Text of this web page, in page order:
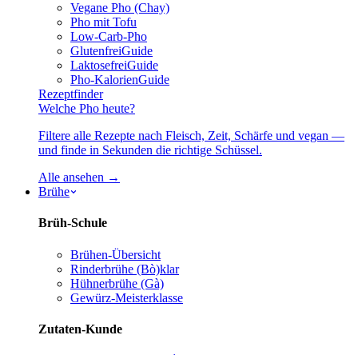
Vegane Pho (Chay)
Pho mit Tofu
Low-Carb-Pho
GlutenfreiGuide
LaktosefreiGuide
Pho-KalorienGuide
Rezeptfinder
Welche Pho heute?
Filtere alle Rezepte nach Fleisch, Zeit, Schärfe und vegan —
und finde in Sekunden die richtige Schüssel.
Alle ansehen →
Brühe
Brüh-Schule
Brühen-Übersicht
Rinderbrühe (Bò)klar
Hühnerbrühe (Gà)
Gewürz-Meisterklasse
Zutaten-Kunde